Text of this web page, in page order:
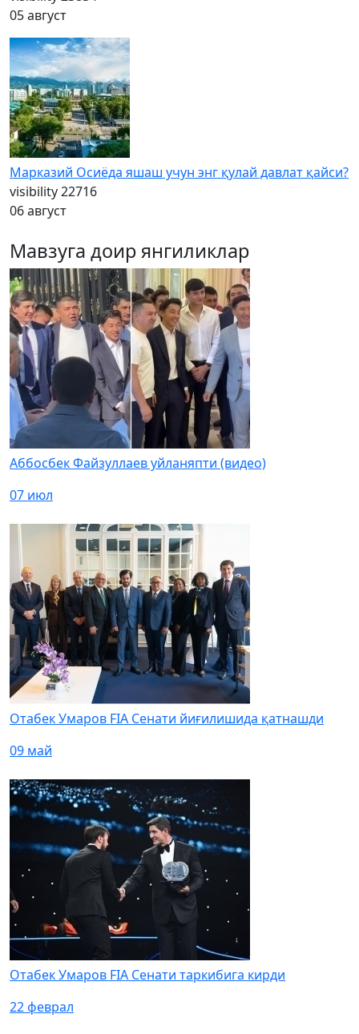
05 август
Марказий Осиёда яшаш учун энг қулай давлат қайси?
visibility22716
06 август
Мавзуга доир янгиликлар
Аббосбек Файзуллаев уйланяпти (видео)
07 июл
Отабек Умаров FIA Сенати йиғилишида қатнашди
09 май
Отабек Умаров FIA Сенати таркибига кирди
22 феврал